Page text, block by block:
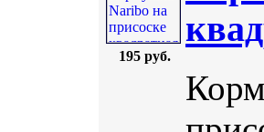
195 руб.